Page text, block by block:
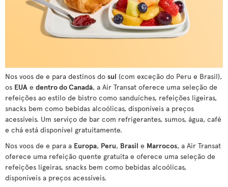
Nos voos de e para destinos do sul (com exceção do Peru e Brasil),
os EUA e dentro do Canadá, a Air Transat oferece uma seleção de
refeições ao estilo de bistro como sanduíches, refeições ligeiras,
snacks bem como bebidas alcoólicas, disponíveis a preços
acessíveis. Um serviço de bar com refrigerantes, sumos, água, café
e chá está disponível gratuitamente.
Nos voos de e para a Europa, Peru, Brasil e Marrocos, a Air Transat
oferece uma refeição quente gratuita e oferece uma seleção de
refeições ligeiras, snacks bem como bebidas alcoólicas,
disponíveis a preços acessíveis.